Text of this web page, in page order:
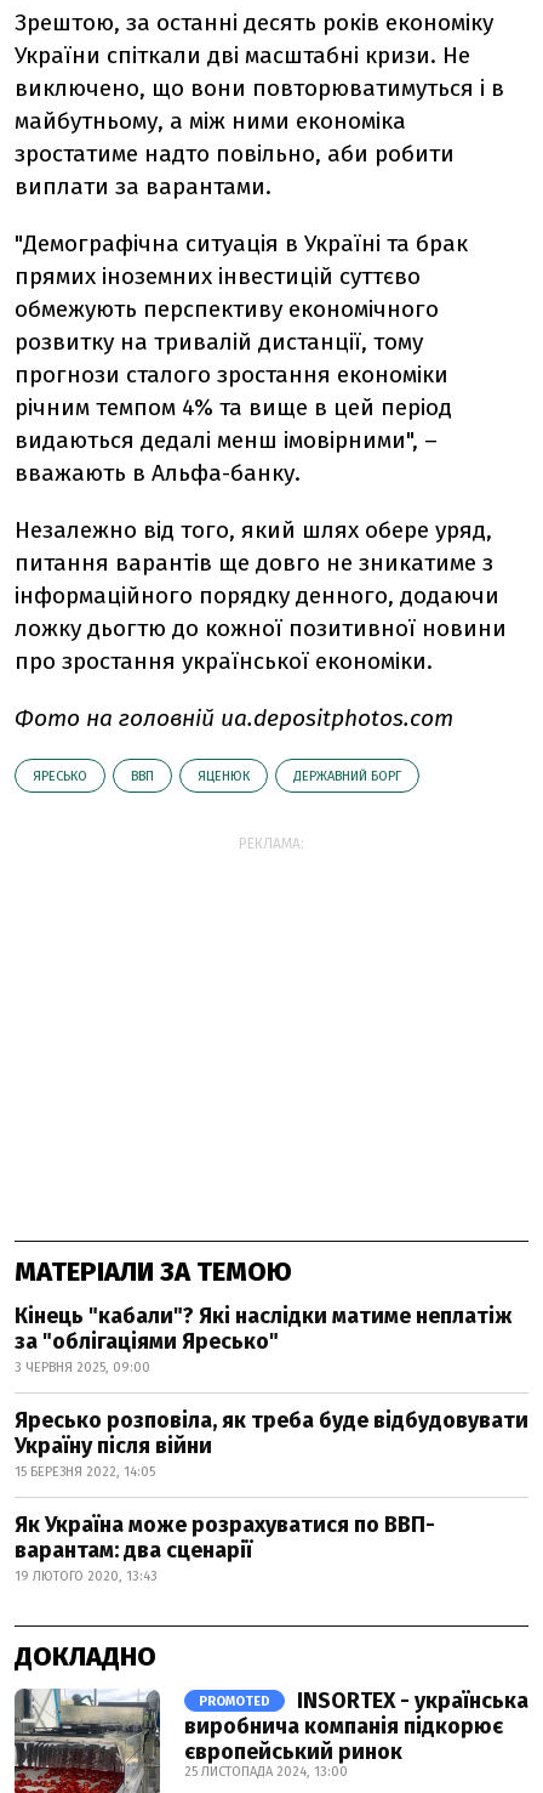
Зрештою, за останні десять років економіку
України спіткали дві масштабні кризи. Не
виключено, що вони повторюватимуться і в
майбутньому, а між ними економіка
зростатиме надто повільно, аби робити
виплати за варантами.
"Демографічна ситуація в Україні та брак
прямих іноземних інвестицій суттєво
обмежують перспективу економічного
розвитку на тривалій дистанції, тому
прогнози сталого зростання економіки
річним темпом 4% та вище в цей період
видаються дедалі менш імовірними", –
вважають в Альфа-банку.
Незалежно від того, який шлях обере уряд,
питання варантів ще довго не зникатиме з
інформаційного порядку денного, додаючи
ложку дьогтю до кожної позитивної новини
про зростання української економіки.
Фото на головній ua.depositphotos.com
ЯРЕСЬКО ВВП ЯЦЕНЮК ДЕРЖАВНИЙ БОРГ
РЕКЛАМА:
МАТЕРІАЛИ ЗА ТЕМОЮ
Кінець "кабали"? Які наслідки матиме неплатіж
за "облігаціями Яресько"
3 ЧЕРВНЯ 2025, 09:00
Яресько розповіла, як треба буде відбудовувати
Україну після війни
15 БЕРЕЗНЯ 2022, 14:05
Як Україна може розрахуватися по ВВП-
варантам: два сценарії
19 ЛЮТОГО 2020, 13:43
ДОКЛАДНО
PROMOTED
INSORTEX - українська
виробнича компанія підкорює
європейський ринок
25 ЛИСТОПАДА 2024, 13:00